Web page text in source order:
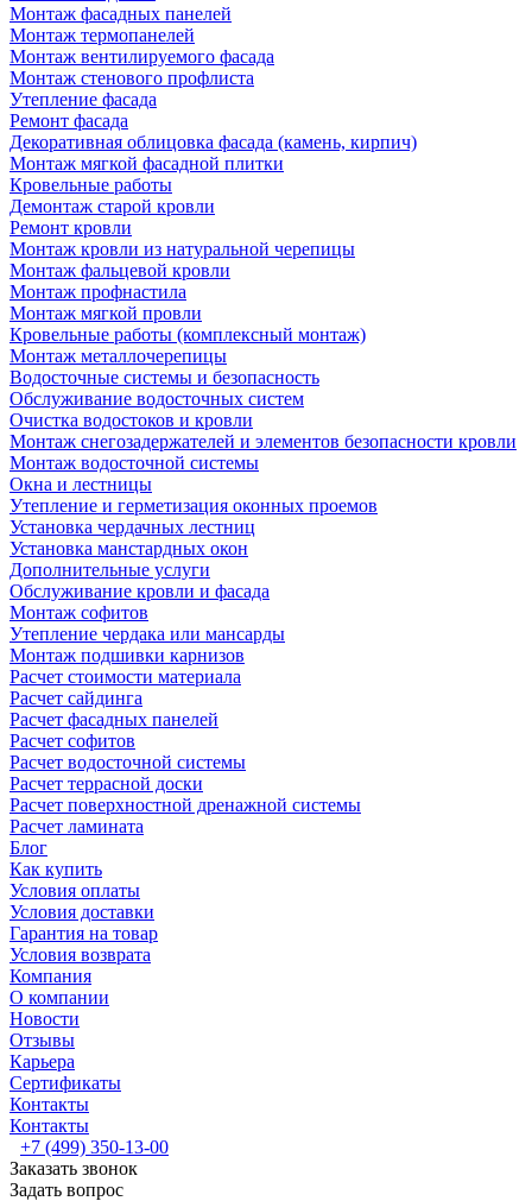
Монтаж фасадных панелей
Монтаж термопанелей
Монтаж вентилируемого фасада
Монтаж стенового профлиста
Утепление фасада
Ремонт фасада
Декоративная облицовка фасада (камень, кирпич)
Монтаж мягкой фасадной плитки
Кровельные работы
Демонтаж старой кровли
Ремонт кровли
Монтаж кровли из натуральной черепицы
Монтаж фальцевой кровли
Монтаж профнастила
Монтаж мягкой провли
Кровельные работы (комплексный монтаж)
Монтаж металлочерепицы
Водосточные системы и безопасность
Обслуживание водосточных систем
Очистка водостоков и кровли
Монтаж снегозадержателей и элементов безопасности кровли
Монтаж водосточной системы
Окна и лестницы
Утепление и герметизация оконных проемов
Установка чердачных лестниц
Установка манстардных окон
Дополнительные услуги
Обслуживание кровли и фасада
Монтаж софитов
Утепление чердака или мансарды
Монтаж подшивки карнизов
Расчет стоимости материала
Расчет сайдинга
Расчет фасадных панелей
Расчет софитов
Расчет водосточной системы
Расчет террасной доски
Расчет поверхностной дренажной системы
Расчет ламината
Блог
Как купить
Условия оплаты
Условия доставки
Гарантия на товар
Условия возврата
Компания
О компании
Новости
Отзывы
Карьера
Сертификаты
Контакты
Контакты
+7 (499) 350-13-00
Заказать звонок
Задать вопрос